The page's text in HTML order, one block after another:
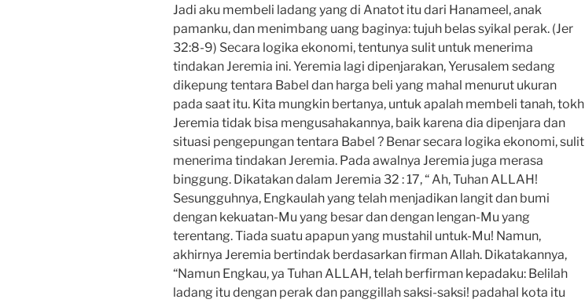
Jadi aku membeli ladang yang di Anatot itu dari Hanameel, anak
pamanku, dan menimbang uang baginya: tujuh belas syikal perak. (Jer
32:8-9) Secara logika ekonomi, tentunya sulit untuk menerima
tindakan Jeremia ini. Yeremia lagi dipenjarakan, Yerusalem sedang
dikepung tentara Babel dan harga beli yang mahal menurut ukuran
pada saat itu. Kita mungkin bertanya, untuk apalah membeli tanah, tokh
Jeremia tidak bisa mengusahakannya, baik karena dia dipenjara dan
situasi pengepungan tentara Babel ? Benar secara logika ekonomi, sulit
menerima tindakan Jeremia. Pada awalnya Jeremia juga merasa
binggung. Dikatakan dalam Jeremia 32 : 17, “ Ah, Tuhan ALLAH!
Sesungguhnya, Engkaulah yang telah menjadikan langit dan bumi
dengan kekuatan-Mu yang besar dan dengan lengan-Mu yang
terentang. Tiada suatu apapun yang mustahil untuk-Mu! Namun,
akhirnya Jeremia bertindak berdasarkan firman Allah. Dikatakannya,
“Namun Engkau, ya Tuhan ALLAH, telah berfirman kepadaku: Belilah
ladang itu dengan perak dan panggillah saksi-saksi! padahal kota itu